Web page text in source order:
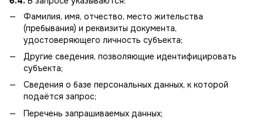
Фамилия, имя, отчество, место жительства
(пребывания) и реквизиты документа,
удостоверяющего личность субъекта;
Другие сведения, позволяющие идентифицировать
субъекта;
Сведения о базе персональных данных, к которой
подаётся запрос;
Перечень запрашиваемых данных;